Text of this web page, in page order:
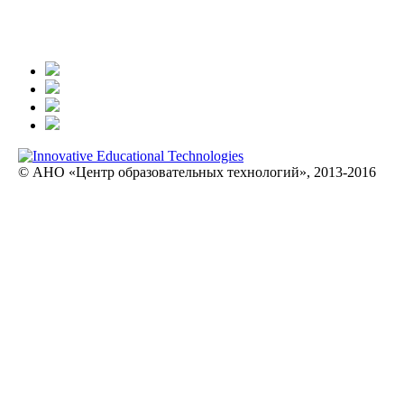
© АНО «Центр образовательных технологий», 2013-2016